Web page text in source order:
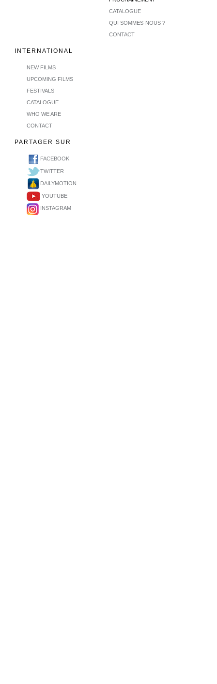
CATALOGUE
QUI SOMMES-NOUS ?
CONTACT
INTERNATIONAL
NEW FILMS
UPCOMING FILMS
FESTIVALS
CATALOGUE
WHO WE ARE
CONTACT
PARTAGER SUR
FACEBOOK
TWITTER
DAILYMOTION
YOUTUBE
INSTAGRAM